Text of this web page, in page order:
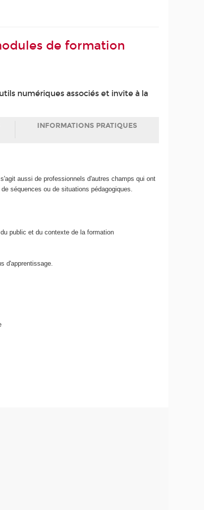
de formation
numériques associés et invite à la
INFORMATIONS PRATIQUES
aussi de professionnels d'autres champs qui ont
séquences ou de situations pédagogiques.
public et du contexte de la formation
d'apprentissage.